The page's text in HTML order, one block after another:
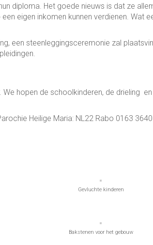
diploma. Het goede nieuws is dat ze
eigen inkomen kunnen verdienen. Wat
een steenleggingsceremonie zal
hopen de schoolkinderen, de drieling
Heilige Maria: NL22 Rabo 0163
Gevluchte kinderen
Bakstenen voor het gebouw